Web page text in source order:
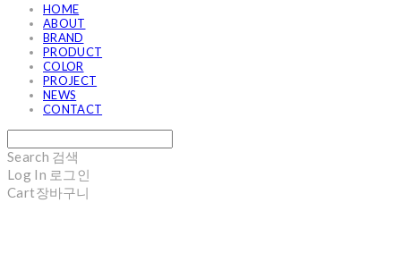
HOME
ABOUT
BRAND
PRODUCT
COLOR
PROJECT
NEWS
CONTACT
Search 검색
Log In 로그인
Cart장바구니